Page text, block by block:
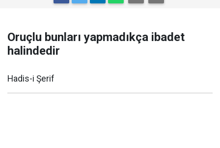
Oruçlu bunları yapmadıkça ibadet
halindedir
Hadis-i Şerif